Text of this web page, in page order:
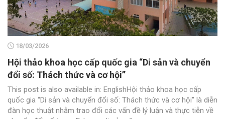
18/03/2026
Hội thảo khoa học cấp quốc gia “Di sản và chuyển
đổi số: Thách thức và cơ hội”
This post is also available in: EnglishHội thảo khoa học cấp
quốc gia “Di sản và chuyển đổi số: Thách thức và cơ hội” là diễn
đàn học thuật nhằm trao đổi các vấn đề lý luận và thực tiễn về